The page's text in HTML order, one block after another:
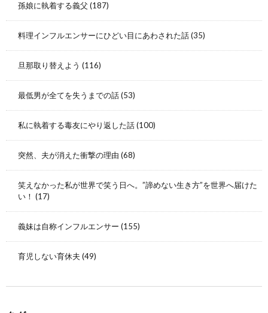
孫娘に執着する義父 (187)
料理インフルエンサーにひどい目にあわされた話(35)
旦那取り替えよう (116)
最低男が全てを失うまでの話(53)
私に執着する毒友にやり返した話(100)
突然、夫が消えた衝撃の理由 (68)
笑えなかった私が世界で笑う日へ。”諦めない生き方”を世界へ届けた
い！ (17)
義妹は自称インフルエンサー (155)
育児しない育休夫 (49)